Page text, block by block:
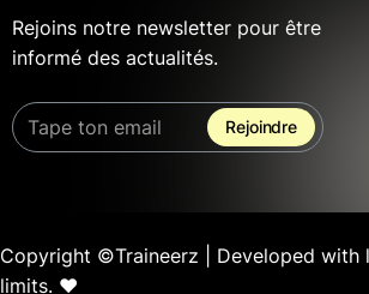
Rejoins notre newsletter pour être
informé des actualités.
Copyright ©Traineerz | Developed with
limits. ❤